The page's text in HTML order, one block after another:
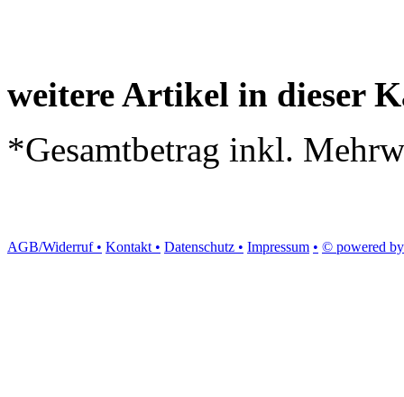
weitere Artikel in dieser
*Gesamtbetrag inkl.
AGB/Widerruf • Kontakt • Datenschutz • Impressum • © powered